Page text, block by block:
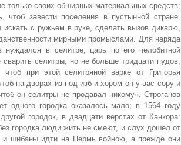
только своих обширных материальных средств;
чтоб завести поселения в пустынной стране,
с ружьем в руке, сделать вызов дикарю,
мирными промыслами. Для наряда
в селитре; царь по его челобитной
селитры, но не больше тридцати пудов,
при этой селитряной варке от Григорья
на дворах из-под изб и хором он у вас copy и
он селитры не продавал никому». Строганов
одного городка оказалось мало; в 1564 году
городок, в двадцати верстах от Канкора:
городка люди жить не смеют, и слух дошел от
и шибаны идти на Пермь войною, а прежде они